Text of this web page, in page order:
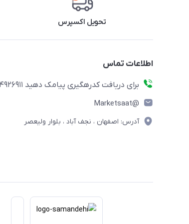
تحویل اکسپرس
اطلاعات تماس
برای دریافت کدرهگیری پیامک دهید 09364926911
@Marketsaat
آدرس: اصفهان ، نجف آباد ، بلوار ولیعصر